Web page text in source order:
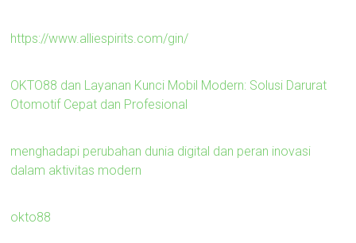
https://www.alliespirits.com/gin/
OKTO88 dan Layanan Kunci Mobil Modern: Solusi Darurat
Otomotif Cepat dan Profesional
menghadapi perubahan dunia digital dan peran inovasi
dalam aktivitas modern
okto88